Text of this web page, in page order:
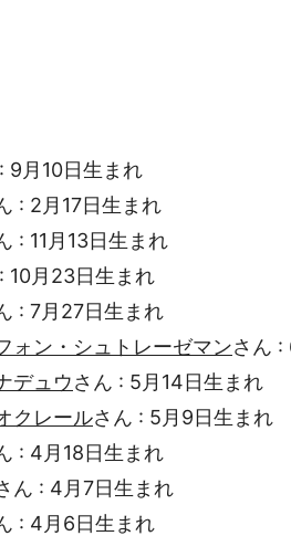
9月10日生まれ
: 2月17日生まれ
: 11月13日生まれ
10月23日生まれ
: 7月27日生まれ
ォン・シュトレーゼマンさん :
デュウさん : 5月14日生まれ
クレールさん : 5月9日生まれ
: 4月18日生まれ
ん : 4月7日生まれ
: 4月6日生まれ